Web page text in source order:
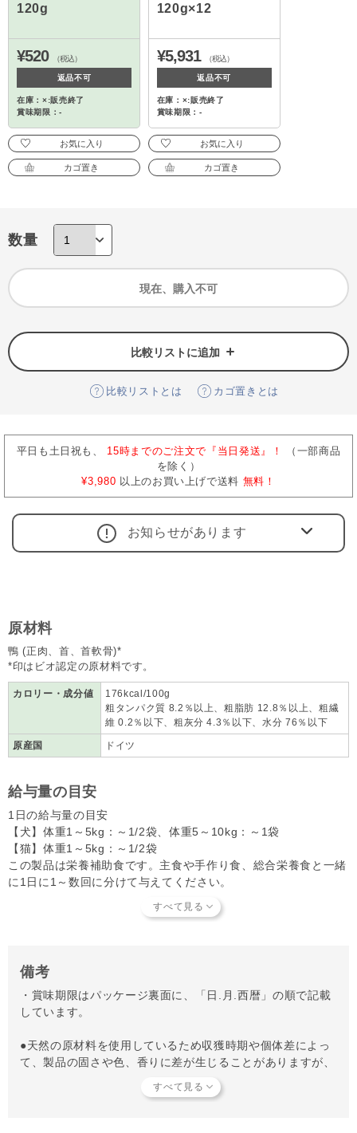
120g
¥520 （税込）
返品不可
在庫：×:販売終了
賞味期限：-
お気に入り
カゴ置き
120g×12
¥5,931 （税込）
返品不可
在庫：×:販売終了
賞味期限：-
お気に入り
カゴ置き
数量
現在、購入不可
比較リストに追加
比較リストとは カゴ置きとは
平日も土日祝も、 15時までのご注文で『当日発送』！
（一部商品
を除く）
¥3,980 以上のお買い上げで送料 無料！
お知らせがあります
原材料
鴨 (正肉、首、首軟骨)*
*印はビオ認定の原材料です。
カロリー・成分値
176kcal/100g
粗タンパク質 8.2％以上、粗脂肪 12.8％以上、粗繊
維 0.2％以下、粗灰分 4.3％以下、水分 76％以下
原産国 ドイツ
給与量の目安
1日の給与量の目安
【犬】体重1～5kg：～1/2袋、体重5～10kg：～1袋
【猫】体重1～5kg：～1/2袋
この製品は栄養補助食です。主食や手作り食、総合栄養食と一緒
に1日に1～数回に分けて与えてください。
備考
・賞味期限はパッケージ裏面に、「日.月.西暦」の順で記載
しています。
●天然の原材料を使用しているため収獲時期や個体差によっ
て、製品の固さや色、香りに差が生じることがありますが、
●保管方法：高温多湿や直射日光を避け、常温で保管してく